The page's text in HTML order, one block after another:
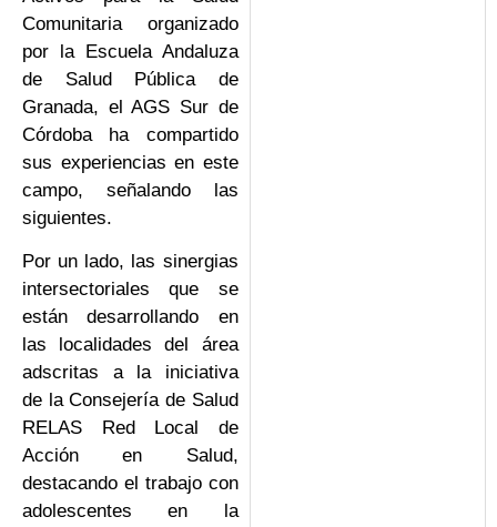
Comunitaria organizado
por la Escuela Andaluza
de Salud Pública de
Granada, el AGS Sur de
Córdoba ha compartido
sus experiencias en este
campo, señalando las
siguientes.
Por un lado, las sinergias
intersectoriales que se
están desarrollando en
las localidades del área
adscritas a la iniciativa
de la Consejería de Salud
RELAS Red Local de
Acción en Salud,
destacando el trabajo con
adolescentes en la